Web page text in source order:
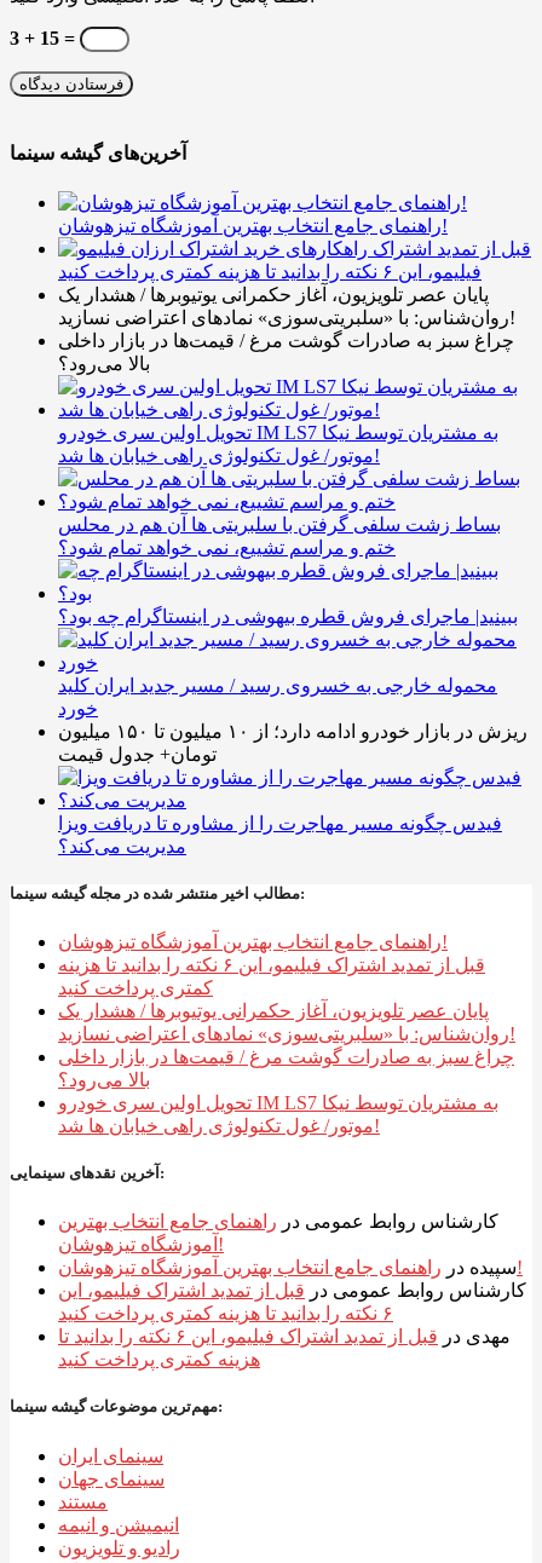
3 + 15 =
آخرین‌های گیشه سینما
راهنمای جامع انتخاب بهترین آموزشگاه تیزهوشان!
قبل از تمدید اشتراک
فیلیمو، این ۶ نکته را بدانید تا هزینه کمتری پرداخت کنید
پایان عصر تلویزیون، آغاز حکمرانی یوتیوبرها / هشدار یک
روان‌شناس: با «سلبریتی‌سوزی» نمادهای اعتراضی نسازید!
چراغ سبز به صادرات گوشت مرغ / قیمت‌ها در بازار داخلی
بالا می‌رود؟
تحویل اولین سری خودرو IM LS7 به مشتریان توسط نیکا
موتور/ غول تکنولوژی راهی خیابان ها شد!
بساط زشت سلفی گرفتن با سلبریتی ها آن هم در محلس
ختم و مراسم تشییع، نمی خواهد تمام شود؟
ببینید| ماجرای فروش قطره بیهوشی در اینستاگرام چه بود؟
محموله خارجی به خسروی رسید / مسیر جدید ایران کلید
خورد
ریزش در بازار خودرو ادامه دارد؛ از ۱۰ میلیون تا ۱۵۰ میلیون
تومان+ جدول قیمت
فیدس چگونه مسیر مهاجرت را از مشاوره تا دریافت ویزا
مدیریت می‌کند؟
مطالب اخیر منتشر شده در مجله گیشه سینما:
راهنمای جامع انتخاب بهترین آموزشگاه تیزهوشان!
قبل از تمدید اشتراک فیلیمو، این ۶ نکته را بدانید تا هزینه
کمتری پرداخت کنید
پایان عصر تلویزیون، آغاز حکمرانی یوتیوبرها / هشدار یک
روان‌شناس: با «سلبریتی‌سوزی» نمادهای اعتراضی نسازید!
چراغ سبز به صادرات گوشت مرغ / قیمت‌ها در بازار داخلی
بالا می‌رود؟
تحویل اولین سری خودرو IM LS7 به مشتریان توسط نیکا
موتور/ غول تکنولوژی راهی خیابان ها شد!
آخرین نقدهای سینمایی:
کارشناس روابط عمومی در راهنمای جامع انتخاب بهترین
آموزشگاه تیزهوشان!
سپیده در
راهنمای جامع انتخاب بهترین آموزشگاه تیزهوشان!
کارشناس روابط عمومی در قبل از تمدید اشتراک فیلیمو، این
۶ نکته را بدانید تا هزینه کمتری پرداخت کنید
مهدی در
قبل از تمدید اشتراک فیلیمو، این ۶ نکته را بدانید تا
هزینه کمتری پرداخت کنید
مهم‌ترین موضوعات گیشه سینما:
سینمای ایران
سینمای جهان
مستند
انیمیشن و انیمه
رادیو و تلویزیون